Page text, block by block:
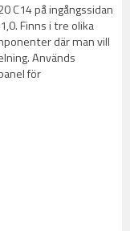
C14 på ingångssidan
Finns i tre olika
där man vill
Används
för